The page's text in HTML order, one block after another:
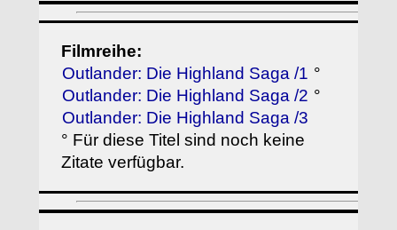
Filmreihe:
Outlander: Die Highland Saga /1 °
Outlander: Die Highland Saga /2 °
Outlander: Die Highland Saga /3
° Für diese Titel sind noch keine
Zitate verfügbar.